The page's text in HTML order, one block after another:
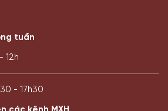
tuần
12h
- 17h30